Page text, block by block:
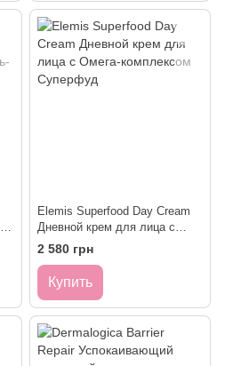
Elemis Superfood Day Cream
Дневной крем для лица с
Омега-комплексом Суперфуд
2 580 грн
Купить